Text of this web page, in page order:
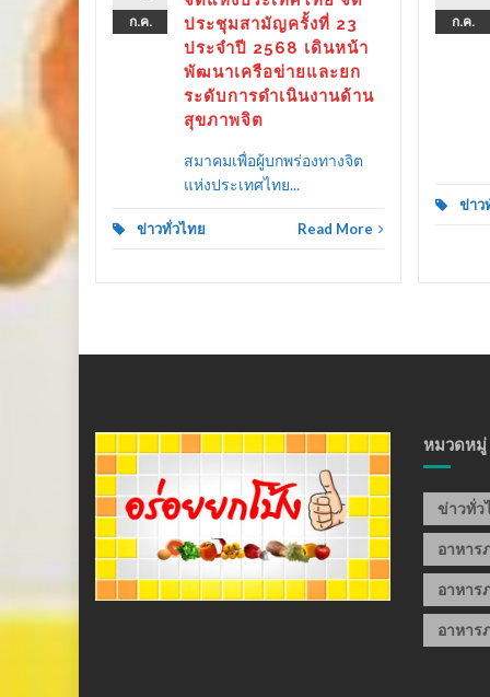
More
ก.ค.
ประชุมสามัญครั้งที่ 23
ประจำปี 2568 เดินหน้า
พัฒนาเครือข่ายและยก
ระดับการดำเนินงานด้าน
สุขภาพจิต
สมาคมเพื่อผู้บกพร่องทางจิต
แห่งประเทศไทย...
ข่าวทั่วไทย Read More
ก.ค.
ข่าว
หมวดหมู่
ข่าวทั่ว
อาหาร
อาหาร
อาหาร